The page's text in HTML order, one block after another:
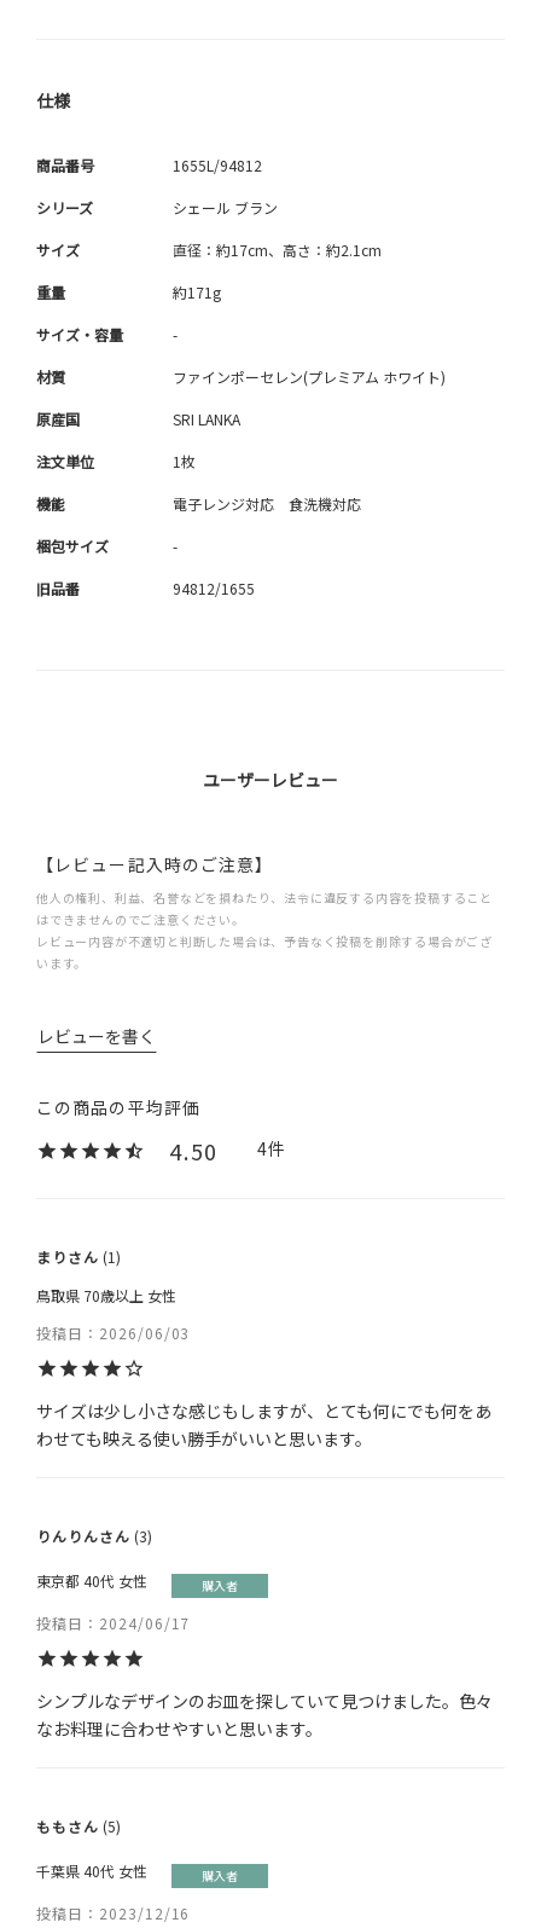
仕様
商品番号 1655L/94812
シリーズ シェール ブラン
サイズ 直径：約17cm、高さ：約2.1cm
重量 約171g
サイズ・容量 -
材質 ファインポーセレン(プレミアム ホワイト)
原産国 SRI LANKA
注文単位 1枚
機能 電子レンジ対応 食洗機対応
梱包サイズ -
旧品番 94812/1655
ユーザーレビュー
【レビュー記入時のご注意】
他人の権利、利益、名誉などを損ねたり、法令に違反する内容を投稿すること
はできませんのでご注意ください。
レビュー内容が不適切と判断した場合は、予告なく投稿を削除する場合がござ
います。
4.50 4
まり
1
鳥取県 70歳以上 女性
投稿日
2026/06/03
サイズは少し小さな感じもしますが、とても何にでも何をあ
わせても映える使い勝手がいいと思います。
りんりん 3
購入者
東京都 40代 女性
投稿日 2024/06/17
シンプルなデザインのお皿を探していて見つけました。色々
なお料理に合わせやすいと思います。
もも 5
購入者
千葉県40代 女性
投稿日 2023/12/16
レビューを書く